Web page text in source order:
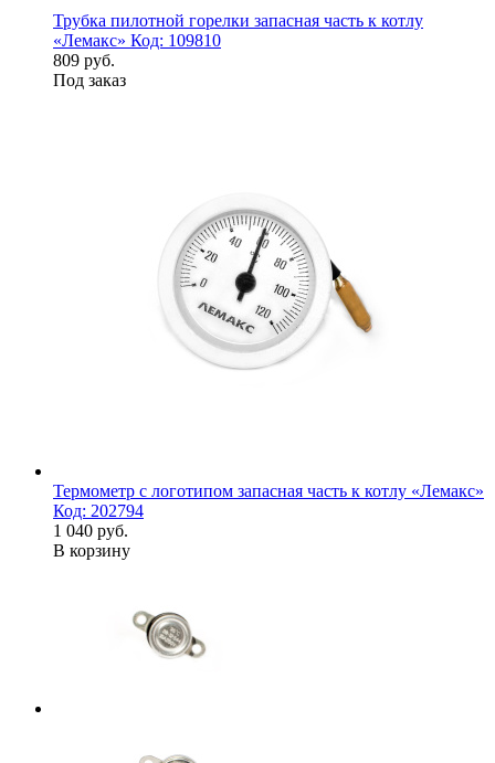
Трубка пилотной горелки запасная часть к котлу
«Лемакс» Код: 109810
809 руб.
Под заказ
Термометр с логотипом запасная часть к котлу «Лемакс»
Код: 202794
1 040 руб.
В корзину